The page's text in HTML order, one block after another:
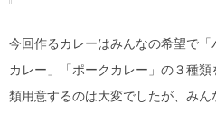
今回作るカレーはみんなの希望で
カレー」「ポークカレー」の３種
類用意するのは大変でしたが、みん